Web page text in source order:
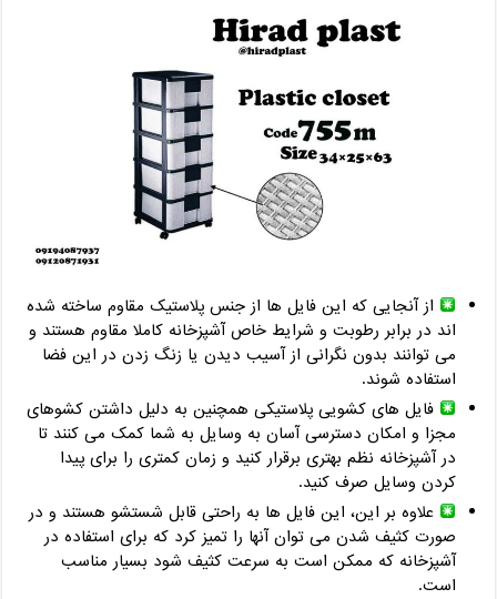
از آنجایی که این فایل ها از جنس پلاستیک مقاوم ساخته شده
اند در برابر رطوبت و شرایط خاص آشپزخانه کاملا مقاوم هستند و
می توانند بدون نگرانی از آسیب دیدن یا زنگ زدن در این فضا
استفاده شوند.
فایل های کشویی پلاستیکی همچنین به دلیل داشتن کشوهای
مجزا و امکان دسترسی آسان به وسایل به شما کمک می کنند تا
در آشپزخانه نظم بهتری برقرار کنید و زمان کمتری را برای پیدا
کردن وسایل صرف کنید.
علاوه بر این، این فایل ها به راحتی قابل شستشو هستند و در
صورت کثیف شدن می توان آنها را تمیز کرد که برای استفاده در
آشپزخانه که ممکن است به سرعت کثیف شود بسیار مناسب
است.